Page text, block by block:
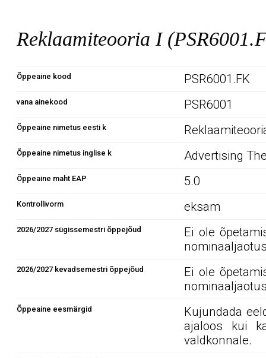
Reklaamiteooria I
Õppeaine kood PSR6001.FK
vana ainekood PSR6001
Õppeaine nimetus eesti k
Õppeaine nimetus inglise k Advertising
Õppeaine maht EAP 5.0
Kontrollivorm eksam
2026/2027 sügissemestri õppejõud
Ei ole
2026/2027 kevadsemestri õppejõud
Ei ole
Õppeaine eesmärgid
Kujundada
ajaloos kui
valdkonnale.